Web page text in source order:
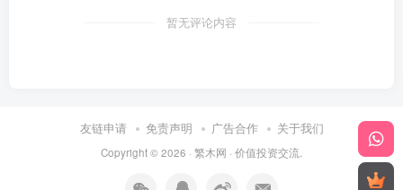
暂无评论内容
友链申请 免责声明 广告合作 关于我们
Copyright © 2026 · 繁木网 · 价值投资交流.